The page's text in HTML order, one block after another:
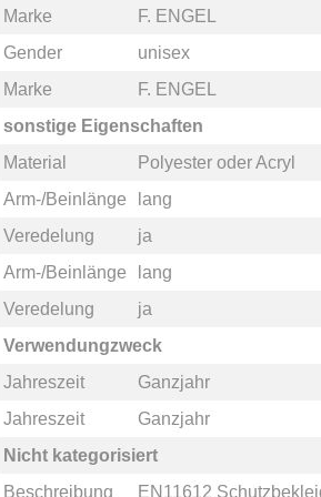
Marke
F. ENGEL
Gender
unisex
Marke
F. ENGEL
sonstige Eigenschaften
Material
PolyesteroderAcryl
Arm-/Beinlänge
lang
Veredelung
ja
Arm-/Beinlänge
lang
Veredelung
ja
Verwendungzweck
Jahreszeit
Ganzjahr
Jahreszeit
Ganzjahr
Nicht kategorisiert
Beschreibung
EN11612